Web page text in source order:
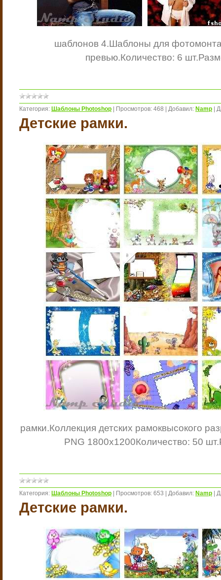
шаблонов 4.Шаблоны для
превью.Количество: 6 шт.
Категория: Шаблоны Photoshop Просмотров: 468 Добавил: Namp
Детские рамки.
рамки.Коллекция детских рамоквысокого
PNG 1800x1200Количество: 50 шт.
Категория: Шаблоны Photoshop Просмотров: 653 Добавил: Namp
Детские рамки.